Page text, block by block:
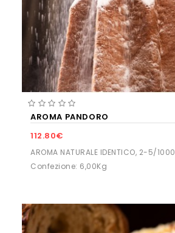
AROMA PANDORO
112.80€
AROMA NATURALE IDENTICO, 2-5/1000
Confezione: 6,00Kg